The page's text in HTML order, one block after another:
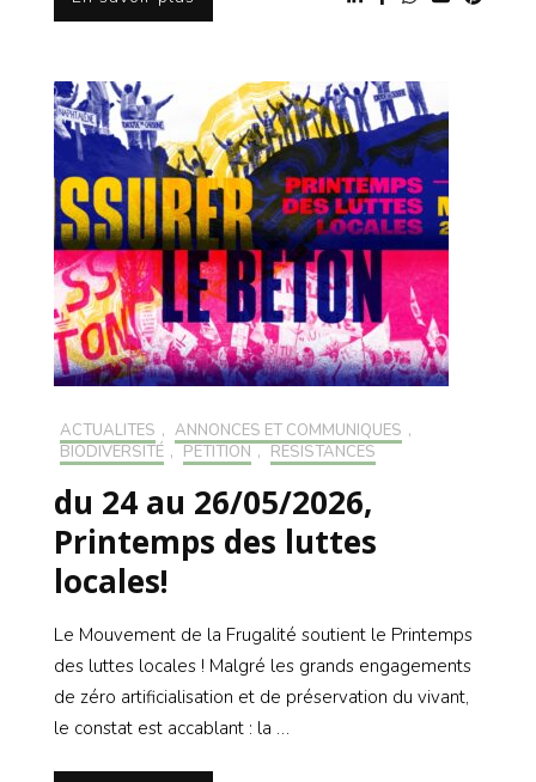
ACTUALITÉS , ANNONCES ET COMMUNIQUÉS ,
BIODIVERSITÉ , PÉTITION , RÉSISTANCES
du 24 au 26/05/2026,
Printemps des luttes
locales!
Le Mouvement de la Frugalité soutient le Printemps
des luttes locales ! Malgré les grands engagements
de zéro artificialisation et de préservation du vivant,
le constat est accablant : la …